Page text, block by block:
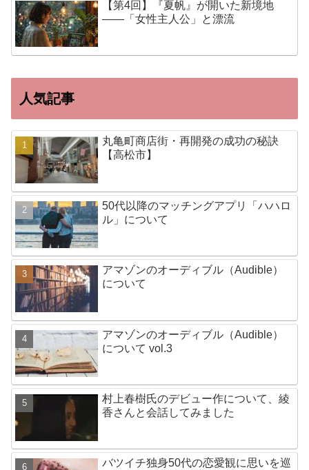
【第4回】『夏帆』が開いた新境地
——「女性主人公」と漂流
人気記事
丸亀町商店街・再開発の成功の秘訣
【高松市】
50代以降のマッチングアプリ「ハハロ
ル」について
アマゾンのオーディブル（Audible）
について
アマゾンのオーディブル（Audible）
について vol.3
村上春樹氏のデビュー作について、綾
香さんと会話してみました
バツイチ独身50代の恋愛観に思いを巡